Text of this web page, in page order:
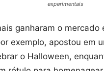
experimentais
ganharam o mercado
exemplo, apostou em
o Halloween,